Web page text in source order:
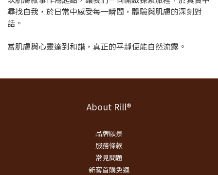
尋找自我，於日常中感受每一瞬間，體驗與肌膚的深刻對
話。
當肌膚與心靈達到和諧，真正的平靜便能自然流露。
About Rill®
品牌願景
服務條款
常見問題
新客首購免運